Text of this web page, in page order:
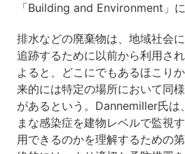
「Building and Environment」
排水などの廃棄物は、地域社会
追跡するために以前から利用さ
よると、どこにでもあるほこり
来的には特定の場所において同
があるという。Dannemiller氏は
まな感染症を建物レベルで監視
用できるのかを理解するための